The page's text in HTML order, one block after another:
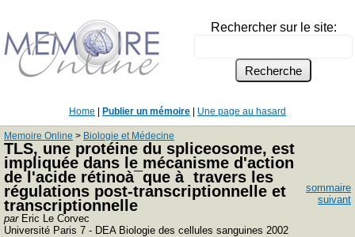
Rechercher sur le site:
Home Publier un mémoire Une page au hasard
Memoire Online > Biologie et Médecine
TLS, une protéine du spliceosome, est
impliquée dans le mécanisme d'action
de l'acide rétinoà¯que à travers les
régulations post-transcriptionnelle et
transcriptionnelle
parEric Le Corvec
Université Paris 7 - DEA Biologie des cellules sanguines 2002
sommaire
suivant